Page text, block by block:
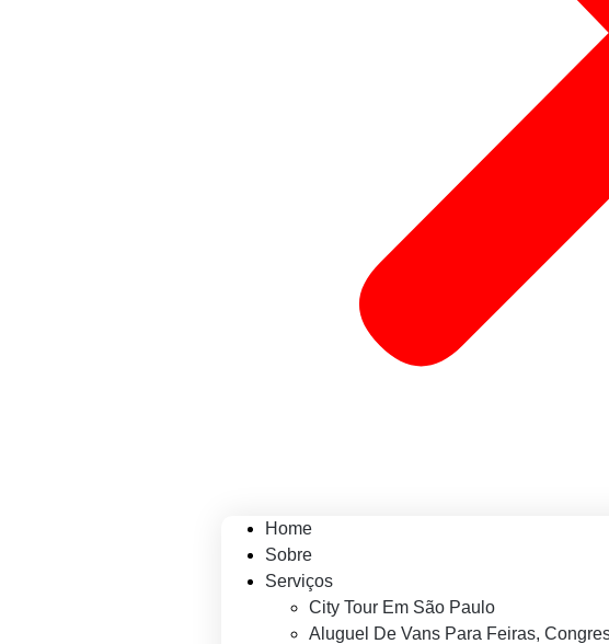
Home
Sobre
Serviços
City Tour Em São Paulo
Aluguel De Vans Para Feiras,